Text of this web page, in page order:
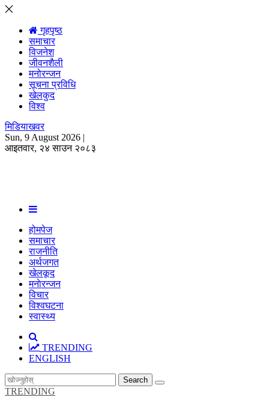
☰
openगृहपृष्ठ
समाचार
विजनेश
जीवनशैली
मनोरन्जन
सूचना प्रविधि
खेलकुद
विश्व
मिडियाखवर
Sun, 9 August 2026 |
आइतवार, २४ साउन २०८३
होमपेज
समाचार
राजनीति
अर्थजगत
खेलकूद
मनाेरन्जन
विचार
विश्वघटना
स्वास्थ्य
TRENDING
ENGLISH
Search
TRENDING